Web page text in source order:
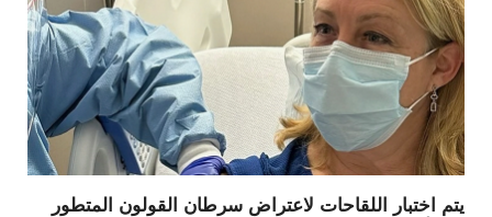
يتم اختبار اللقاحات لاعتراض سرطان القولون المتطور